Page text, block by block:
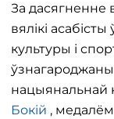
За дасягненне
вялікі
культуры і
нацыянальнай
Бокій , медалём